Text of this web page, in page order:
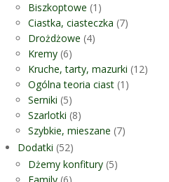
Biszkoptowe (1)
Ciastka, ciasteczka (7)
Drożdżowe (4)
Kremy (6)
Kruche, tarty, mazurki (12)
Ogólna teoria ciast (1)
Serniki (5)
Szarlotki (8)
Szybkie, mieszane (7)
Dodatki (52)
Dżemy konfitury (5)